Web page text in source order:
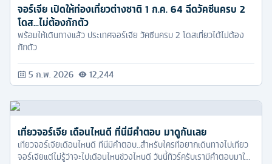
จอร์เจีย เปิดให้ท่องเที่ยวต่างชาติ 1 ก.ค. 64 ฉีดวัคซีนครบ 2
โดส...ไม่ต้องกักตัว
พร้อมให้เดินทางแล้ว ประเทศจอร์เจีย วัคซีนครบ 2 โดสเที่ยวได้ไม่ต้อง
กักตัว
5 ก.พ. 2026 12,244
เที่ยวจอร์เจีย เดือนไหนดี ที่นี่มีคำตอบ มาดูกันเลย
เที่ยวจอร์เจียเดือนไหนดี ที่นี่มีคำตอบ..สำหรับใครที่อยากเดินทางไปเที่ยว
จอร์เจียแต่ไม่รู้ว่าจะไปเดือนไหนช่วงไหนดี วันนี้ทัวร์ครับเรามีคำตอบมาให้